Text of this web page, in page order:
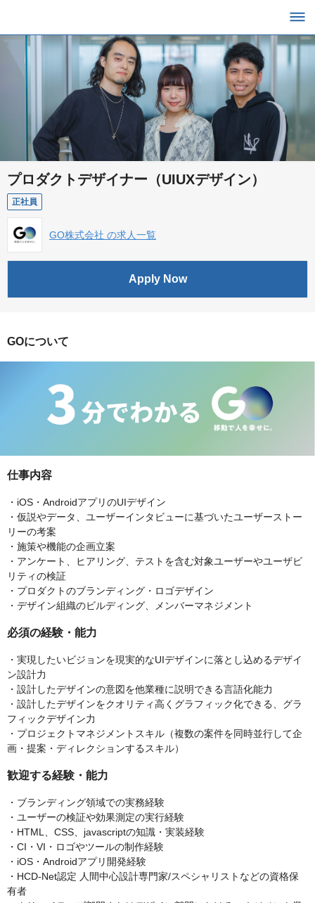
プロダクトデザイナー（UIUXデザイン）
正社員
GO株式会社 の求人一覧
Apply Now
GOについて
仕事内容
・iOS・AndroidアプリのUIデザイン
・仮説やデータ、ユーザーインタビューに基づいたユーザーストー
リーの考案
・施策や機能の企画立案
・アンケート、ヒアリング、テストを含む対象ユーザーやユーザビ
リティの検証
・プロダクトのブランディング・ロゴデザイン
・デザイン組織のビルディング、メンバーマネジメント
必須の経験・能力
・実現したいビジョンを現実的なUIデザインに落とし込めるデザイ
ン設計力
・設計したデザインの意図を他業種に説明できる言語化能力
・設計したデザインをクオリティ高くグラフィック化できる、グラ
フィックデザイン力
・プロジェクトマネジメントスキル（複数の案件を同時並行して企
画・提案・ディレクションするスキル）
歓迎する経験・能力
・ブランディング領域での実務経験
・ユーザーの検証や効果測定の実行経験
・HTML、CSS、javascriptの知識・実装経験
・CI・VI・ロゴやツールの制作経験
・iOS・Androidアプリ開発経験
・HCD-Net認定 人間中心設計専門家/スペシャリストなどの資格保
有者